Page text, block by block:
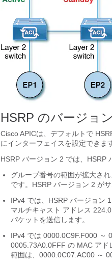
HSRP のバージョン
Cisco APICは、デフォルトで
にインターフェイスを設定できま
HSRP バージョン 2 では、HSRP
グループ番号の範囲が拡大さ
です。HSRP バージョン 2 が
IPv4 では、HSRP バージョン
マルチキャスト アドレス
パケットを送信します。
IPv4 では 0000.0C9F.F000 ～
0005.73A0.0FFF の MAC アド
範囲は、0000.0C07.AC00 ～